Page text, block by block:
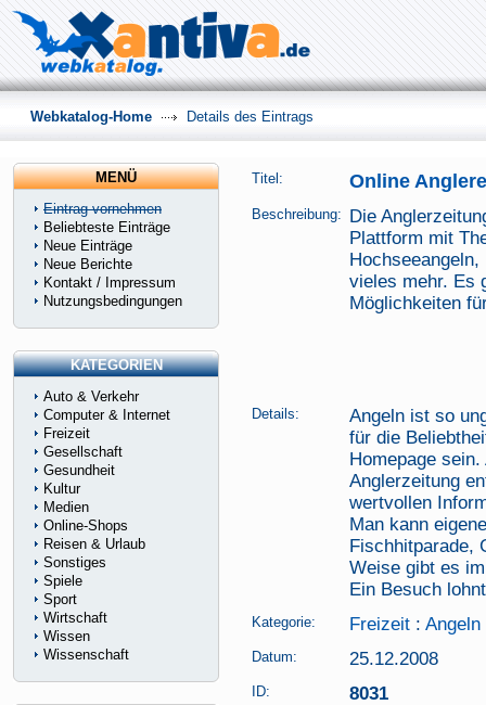
Titel: Online
Beschreibung: Die
Plattform mit
vieles mehr. Es
Möglichkeiten
Details:
Angeln ist so
für die
Homepage
Anglerzeitung
wertvollen
Man kann
Fischhitparade,
Weise gibt es
Ein Besuch
Kategorie: Freizeit : Angeln
Datum: 25.12.2008
ID: 8031
Webkatalog-Home Details des Eintrags
MENÜ
Eintrag vornehmen
Beliebteste Einträge
Neue Einträge
Neue Berichte
Kontakt / Impressum
Nutzungsbedingungen
KATEGORIEN
Auto & Verkehr
Computer & Internet
Freizeit
Gesellschaft
Gesundheit
Kultur
Medien
Online-Shops
Reisen & Urlaub
Sonstiges
Spiele
Sport
Wirtschaft
Wissen
Wissenschaft